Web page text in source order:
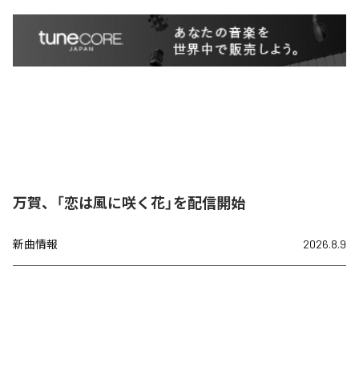
万賀、「恋は風に咲く花」を配信開始
新曲情報 2026.8.9